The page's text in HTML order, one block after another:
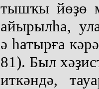
тышҡы йөҙө
айырылһа,
ә һатырға
81). Был
иткәндә,